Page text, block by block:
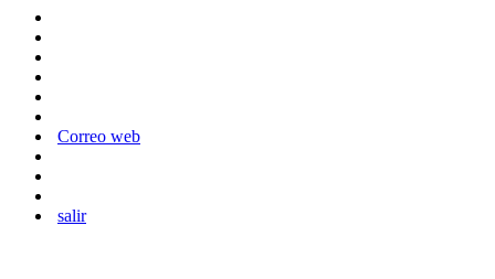
Correo web
salir